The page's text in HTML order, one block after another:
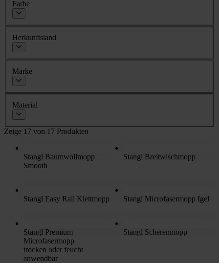
Farbe
Herkunftsland
Marke
Material
Zeige 17 von 17 Produkten
Stangl Baumwollmopp
Smooth
Stangl Breitwischmopp
Stangl Easy Rail Klettmopp Stangl Microfasermopp Igel
Stangl Premium
Microfasermopp
trocken oder feucht
anwendbar
Stangl Scherenmopp